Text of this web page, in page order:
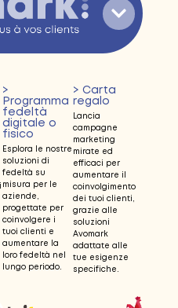
>
Programma
fedeltà
digitale o
fisico
Esplora le nostre
soluzioni di
fedeltà su
misura per le
aziende,
progettate per
coinvolgere i
tuoi clienti e
aumentare la
loro fedeltà nel
lungo periodo.
> Carta
regalo
Lancia
campagne
marketing
mirate ed
efficaci per
aumentare il
coinvolgimento
dei tuoi clienti,
grazie alle
soluzioni
Avomark
adattate alle
tue esigenze
specifiche.